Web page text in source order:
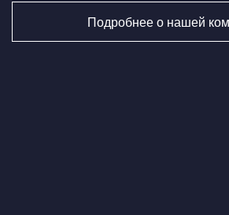
Подробнее о нашей